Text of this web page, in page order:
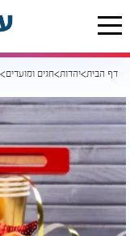
דף הבית יהדות חגים ומועדים